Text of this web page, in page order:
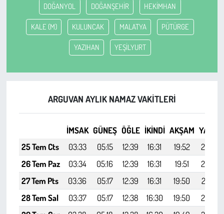
DOĞANYOL DOĞANŞEHİR HEKİMHAN
KALE (M) KULUNCAK MALATYA PÜTÜRGE
YAZIHAN YEŞİLYURT
ARGUVAN AYLIK NAMAZ VAKITLERI
İMSAK GÜNEŞ ÖĞLE İKINDI AKŞAM YATSI
25 Tem Cts
03:33 05:15 12:39 16:31 19:52
21:27
26 Tem Paz
03:34 05:16 12:39 16:31 19:51
21:25
27 Tem Pts
03:36 05:17 12:39 16:31 19:50
21:24
28 Tem Sal
03:37 05:17 12:38 16:30 19:50
21:23
Vefat İlanları
Tarih
Eğlence